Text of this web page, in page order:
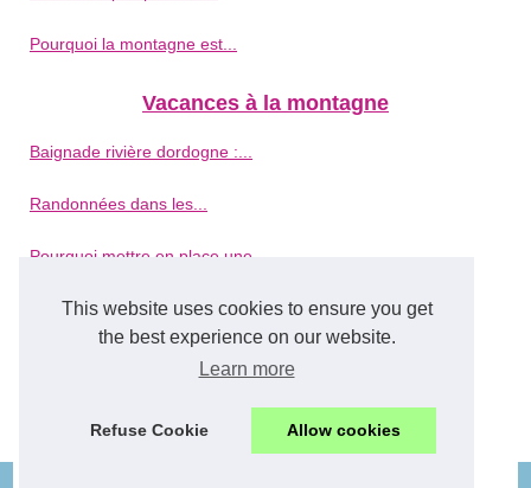
This website uses cookies to ensure you get
the best experience on our website.
Learn more
Refuse Cookie Allow cookies
Pourquoi la montagne est...
Vacances à la montagne
Baignade rivière dordogne :...
Randonnées dans les...
Pourquoi mettre en place une...
Et si vous partiez en...
Réservez vos vacances en...
Les avantages d'un sejour en...